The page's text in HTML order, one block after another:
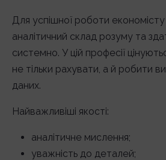
Для успішної роботи
аналітичний склад розуму та
системно. У цій професії
не тільки рахувати, а й робити
даних.
Найважливіші якості:
аналітичне мислення;
уважність до деталей;